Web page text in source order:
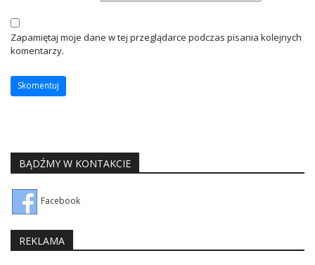
Zapamiętaj moje dane w tej przeglądarce podczas pisania kolejnych
komentarzy.
BĄDŹMY W KONTAKCIE
Facebook
REKLAMA